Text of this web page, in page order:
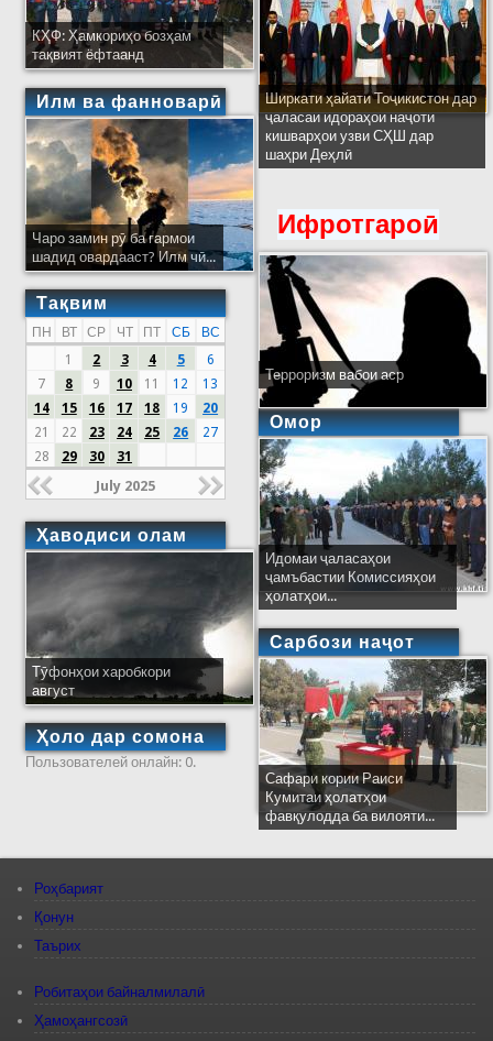
КҲФ: Ҳамкориҳо бозҳам
тақвият ёфтаанд
Илм ва фанноварӣ
Чаро замин рӯ ба гармои
шадид овардааст? Илм чӣ...
Тақвим
ПН ВТ СР ЧТ ПТ СБ
ВС
1
2 3 4 5
6
7
8 9 10 11 12
13
14
15 16 17 18 19
20
21
22 23 24 25 26
27
28
29 30 31
July 2025
Ҳаводиси олам
Тӯфонҳои харобкори
август
Ҳоло дар сомона
Пользователей онлайн: 0.
Ширкати ҳайати Тоҷикистон дар
ҷаласаи идораҳои наҷоти
кишварҳои узви СҲШ дар
шаҳри Деҳлӣ
Ифротгароӣ
Терроризм вабои аср
Омор
Идомаи ҷаласаҳои
ҷамъбастии Комиссияҳои
ҳолатҳои...
Сарбози наҷот
Сафари кории Раиси
Кумитаи ҳолатҳои
фавқулодда ба вилояти...
Роҳбарият
Қонун
Таърих
Робитаҳои байналмилалӣ
Ҳамоҳангсозӣ